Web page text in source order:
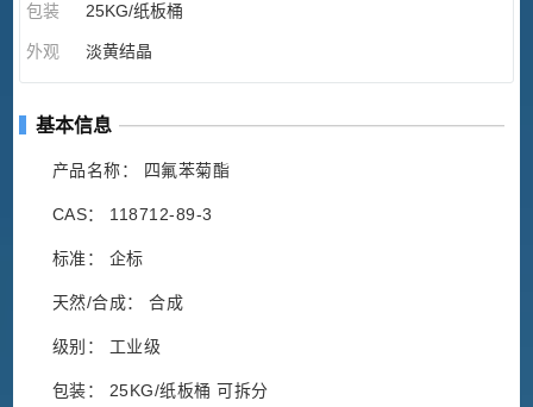
包装 25KG/纸板桶
外观 淡黄结晶
基本信息
产品名称： 四氟苯菊酯
CAS： 118712-89-3
标准： 企标
天然/合成： 合成
级别： 工业级
包装： 25KG/纸板桶 可拆分